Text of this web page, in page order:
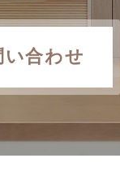
い合わせ